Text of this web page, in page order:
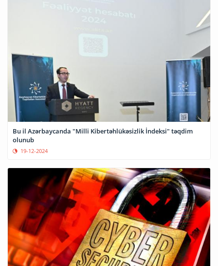
Bu il Azərbaycanda "Milli Kibertəhlükəsizlik İndeksi" təqdim
olunub
19-12-2024